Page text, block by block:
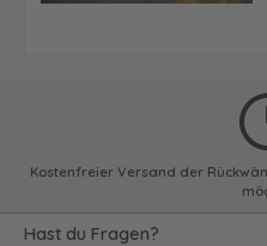
Kostenfreier Versand der
Hast du Fragen?